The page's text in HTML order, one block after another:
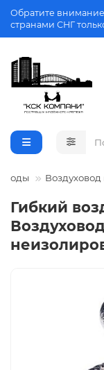
Обратите
странами СНГ
Гибкий